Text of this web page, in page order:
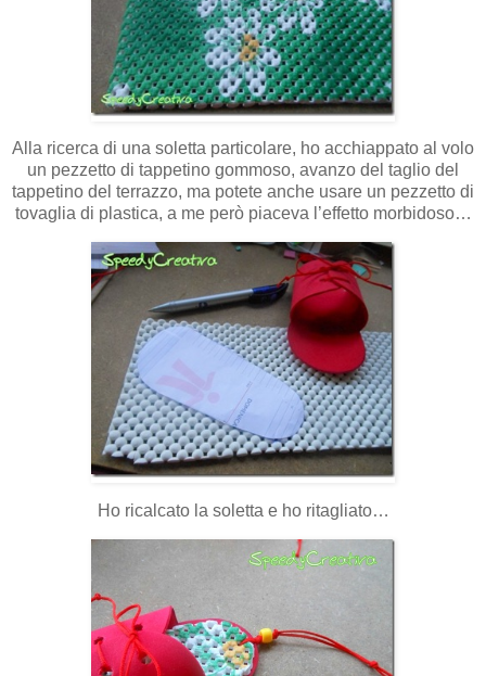
Alla ricerca di una soletta particolare, ho acchiappato al volo
un pezzetto di tappetino gommoso, avanzo del taglio del
tappetino del terrazzo, ma potete anche usare un pezzetto di
tovaglia di plastica, a me però piaceva l’effetto morbidoso…
Ho ricalcato la soletta e ho ritagliato…